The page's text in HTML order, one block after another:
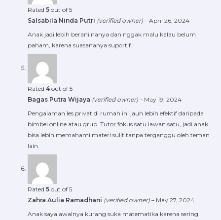
Rated 5 out of 5
Salsabila Ninda Putri (verified owner) – April 26, 2024
Anak jadi lebih berani nanya dan nggak malu kalau belum
paham, karena suasananya suportif.
Rated 4 out of 5
Bagas Putra Wijaya (verified owner) – May 19, 2024
Pengalaman les privat di rumah ini jauh lebih efektif daripada
bimbel online atau grup. Tutor fokus satu lawan satu, jadi anak
bisa lebih memahami materi sulit tanpa terganggu oleh teman
lain.
Rated 5 out of 5
Zahra Aulia Ramadhani (verified owner) – May 27, 2024
Anak saya awalnya kurang suka matematika karena sering